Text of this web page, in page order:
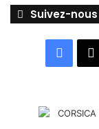
Suivez-